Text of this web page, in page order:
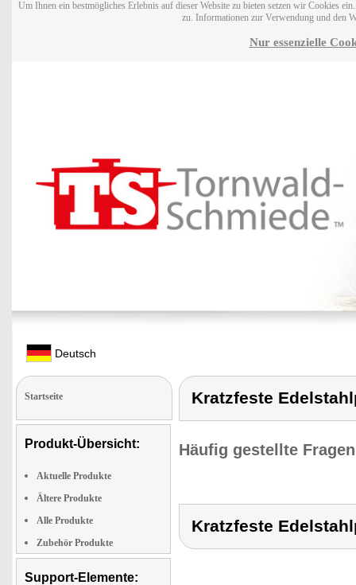
Um Ihnen ein bestmögliches Erlebnis auf dieser Website zu bieten setzen wir Cookies
zu. Informationen zur Verwendung und den
Nur essenzielle
Deutsch
Startseite
Produkt-Übersicht:
Aktuelle Produkte
Ältere Produkte
Alle Produkte
Zubehör Produkte
Support-Elemente:
Kratzfeste
Häufig gestellte
Kratzfeste